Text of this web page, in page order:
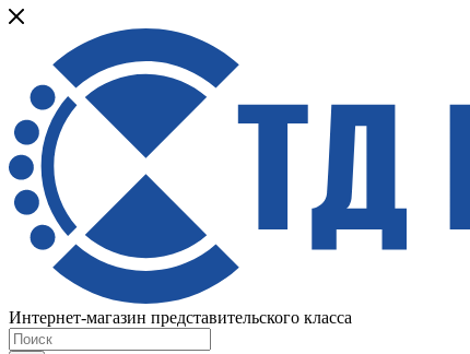
Интернет-магазин представительского класса